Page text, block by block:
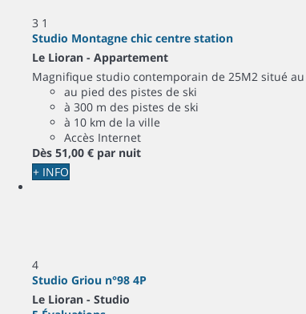
3 1
Studio Montagne chic centre station
Le Lioran - Appartement
Magnifique studio contemporain de 25M2 situé
au pied des pistes de ski
à 300 m des pistes de ski
à 10 km de la ville
Accès Internet
Dès 51,00 € par nuit
+ INFO
4
Studio Griou n°98 4P
Le Lioran - Studio